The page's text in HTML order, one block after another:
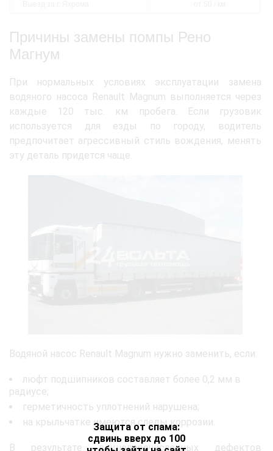
Защита от спама:
сдвинь вверх до 100
Причины замены помпы Рено
Магнум
При нормальных условиях эксплуатации замена
водяного насоса Renault Magnum выполняется через
каждые 120 тыс. км пробега. Если грузовик
используется для езды по городу, водитель
предпочитает агрессивный стиль вождения, менять
эту деталь придется чаще.
Водяной насос Renault Magnum нужно заменить, если:
люфт подшипников составляет более 0,2 мм в
радиусе;
герметичность уплотнений нарушена;
на крыльчатке имеются следы коррозии.
В результате вышеперечисленных дефектов